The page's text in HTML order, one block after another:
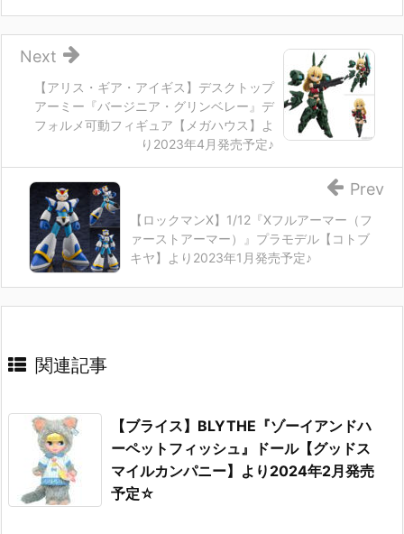
【アリス・ギア・アイギス】デスクトップ
アーミー『バージニア・グリンベレー』デ
フォルメ可動フィギュア【メガハウス】よ
り2023年4月発売予定♪
Next
【ロックマンX】1/12『Xフルアーマー（フ
ァーストアーマー）』プラモデル【コトブ
キヤ】より2023年1月発売予定♪
Prev
関連記事
【ブライス】BLYTHE『ゾーイアンドハ
ーペットフィッシュ』ドール【グッドス
マイルカンパニー】より2024年2月発売
予定☆